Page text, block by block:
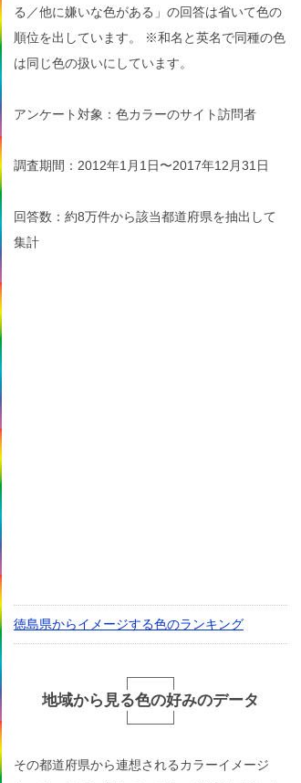
る／他に嫌いな色がある」の回答は省いて色の
順位を出しています。 ※和名と英名で同種の色
は同じ色の扱いにしています。
アンケート対象：色カラーのサイト訪問者
調査期間：2012年1月1日〜2017年12月31日
回答数：約8万件から該当都道府県を抽出して
集計
徳島県からイメージする色のランキング
地域から見る色の好みのデータ
その都道府県から連想されるカラーイメージ